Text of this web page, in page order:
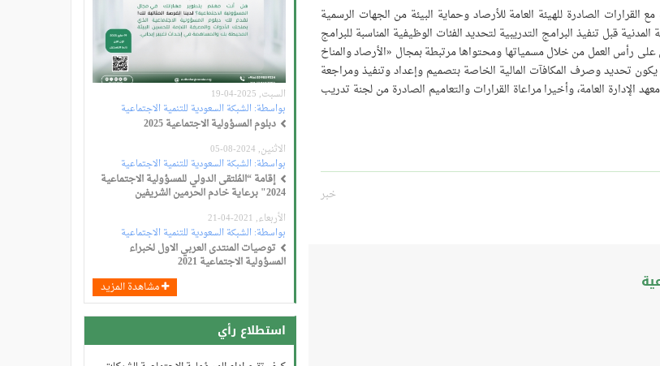
الصادرة للهيئة العامة للأرصاد وحماية البيئة من الجهات الرسمية
قبل تنفيذ البرامج التدريبية لتحديد الفئات الوظيفية المناسبة للبرامج
على رأس العمل من خلال مسمياتها ومحتواها مرتبطة بمجال «الأرصاد والمناخ
تحديد وصرف المكافآت المالية الخاصة بتصميم وإعداد وتنفيذ ومراجعة
الإدارة العامة، وأخيرا مراعاة القرارات والتعاميم الصادرة من لجنة تدريب
خبر
السبت, 2025-04-19
بواسطة:الشبكة السعودية للتنمية الاجتماعية
دبلوم المسؤولية الاجتماعية 2025
الاثنين, 2024-08-05
بواسطة:الشبكة السعودية للتنمية الاجتماعية
إقامة “المُلتقى الدولي للمسؤولية الاجتماعية
2024" برعاية خادم الحرمين الشريفين
الأربعاء, 2021-04-21
بواسطة:الشبكة السعودية للتنمية الاجتماعية
توصيات المنتدى العربي الاول لخبراء
المسؤولية الاجتماعية 2021
مشاهدة المزيد
استطلاع رأي